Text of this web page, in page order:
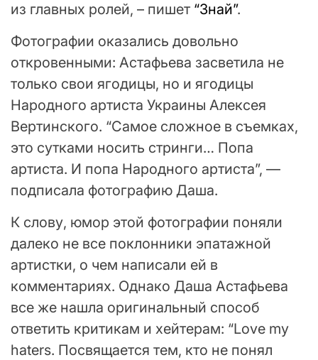
из главных ролей, – пишет “Знай”.
Фотографии оказались довольно
откровенными: Астафьева засветила не
только свои ягодицы, но и ягодицы
Народного артиста Украины Алексея
Вертинского. “Самое сложное в съемках,
это сутками носить стринги… Попа
артиста. И попа Народного артиста”, —
подписала фотографию Даша.
К слову, юмор этой фотографии поняли
далеко не все поклонники эпатажной
артистки, о чем написали ей в
комментариях. Однако Даша Астафьева
все же нашла оригинальный способ
ответить критикам и хейтерам: “Love my
haters. Посвящается тем, кто не понял